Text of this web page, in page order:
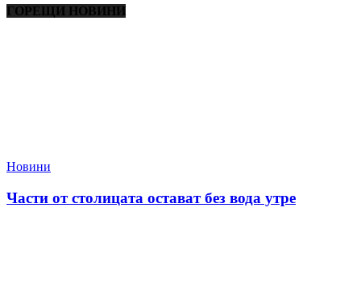
ГОРЕЩИ НОВИНИ
Новини
Части от столицата остават без вода утре